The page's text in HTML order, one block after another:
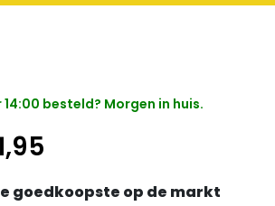
14:00 besteld? Morgen in huis.
goedkoopste op de markt